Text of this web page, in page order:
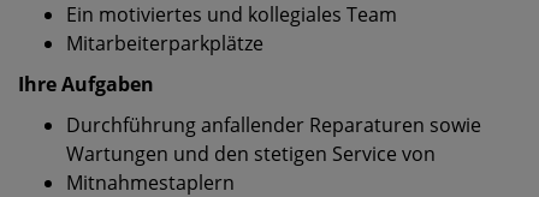
Ein motiviertes und kollegiales Team
Mitarbeiterparkplätze
Ihre Aufgaben
Durchführung anfallender Reparaturen sowie
Wartungen und den stetigen Service von
Mitnahmestaplern